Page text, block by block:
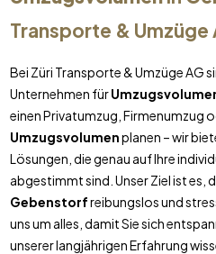
Transporte & Umzüge
Bei Züri Transporte & Umzüge AG
Unternehmen für
einen Privatumzug, Firmenumzug
Umzugsvolumenplanen – wir
Lösungen, die genau auf Ihre
abgestimmt sind. Unser Ziel ist es,
Gebenstorfreibungslos und
uns um alles, damit Sie sich
unserer langjährigen Erfahrung